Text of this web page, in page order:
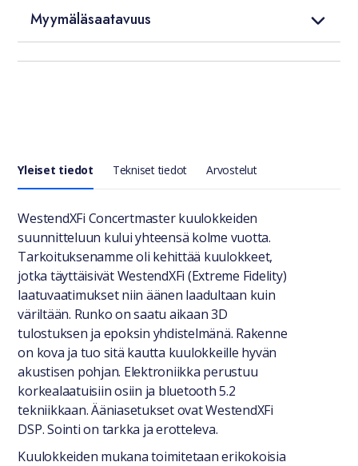
Myymäläsaatavuus
Yleiset tiedot Tekniset tiedot Arvostelut
Yleiset tiedot
WestendXFi Concertmaster kuulokkeiden
suunnitteluun kului yhteensä kolme vuotta.
Tarkoituksenamme oli kehittää kuulokkeet,
jotka täyttäisivät WestendXFi (Extreme Fidelity)
laatuvaatimukset niin äänen laadultaan kuin
väriltään. Runko on saatu aikaan 3D
tulostuksen ja epoksin yhdistelmänä. Rakenne
on kova ja tuo sitä kautta kuulokkeille hyvän
akustisen pohjan. Elektroniikka perustuu
korkealaatuisiin osiin ja bluetooth 5.2
tekniikkaan. Ääniasetukset ovat WestendXFi
DSP. Sointi on tarkka ja erotteleva.
Kuulokkeiden mukana toimitetaan erikokoisia